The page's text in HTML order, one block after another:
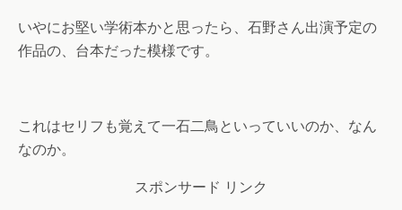
いやにお堅い学術本かと思ったら、石野さん出演予定の
作品の、台本だった模様です。
これはセリフも覚えて一石二鳥といっていいのか、なん
なのか。
スポンサード リンク